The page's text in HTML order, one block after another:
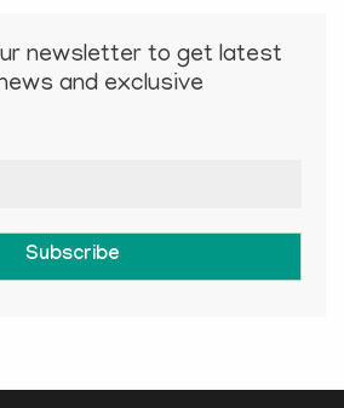
newsletter to get latest
and exclusive
Subscribe